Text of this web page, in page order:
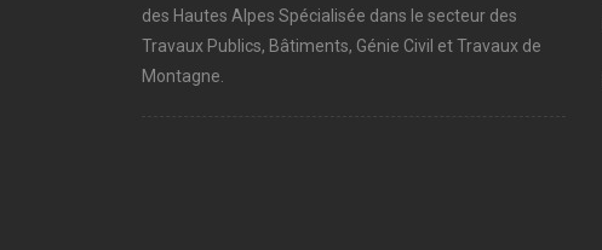
des Hautes Alpes Spécialisée dans le secteur des
Travaux Publics, Bâtiments, Génie Civil et Travaux de
Montagne.